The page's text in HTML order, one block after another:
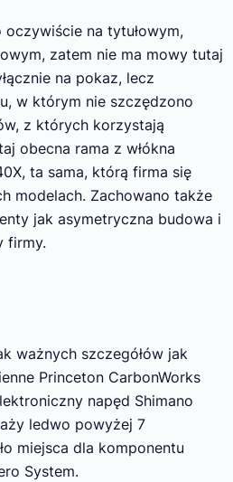
na tytułowym,
zatem nie ma mowy tutaj
na pokaz, lecz
w którym nie szczędzono
z których korzystają
obecna rama z włókna
ta sama, którą firma się
modelach. Zachowano także
jak asymetryczna budowa i
firmy.
ważnych szczegółów jak
Princeton CarbonWorks
napęd Shimano
ledwo powyżej 7
miejsca dla komponentu
System.